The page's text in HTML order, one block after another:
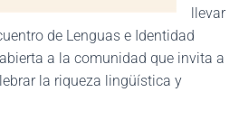
llevar
de Lenguas e Identidad
a la comunidad que invita a
la riqueza lingüística y